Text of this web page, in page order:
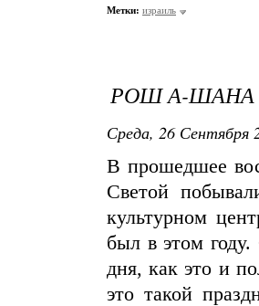
Метки: израиль
РОШ А-ШАНА
Среда, 26 Сентября
В прошедшее
Светой
культурном
был в этом
дня, как это и
это такой